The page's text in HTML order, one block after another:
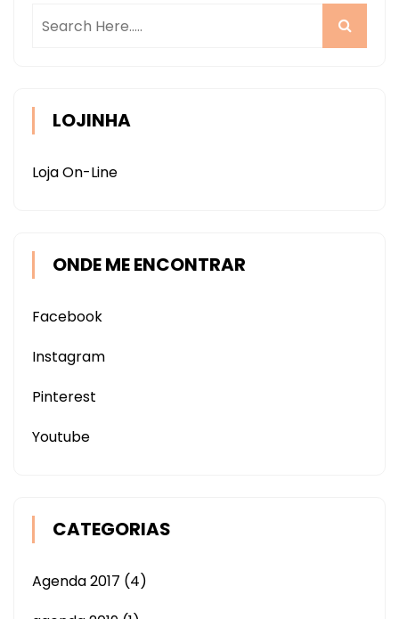
LOJINHA
Loja On-Line
ONDE ME ENCONTRAR
Facebook
Instagram
Pinterest
Youtube
CATEGORIAS
Agenda 2017 (4)